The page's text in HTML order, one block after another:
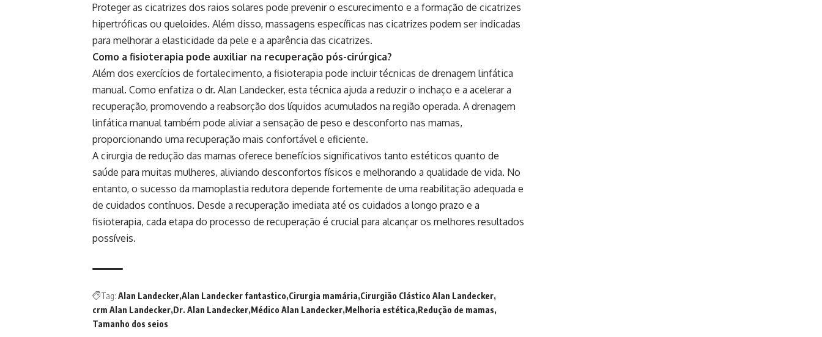
Proteger as cicatrizes dos raios solares pode prevenir o escurecimento e a formação de cicatrizes
hipertróficas ou queloides. Além disso, massagens específicas nas cicatrizes podem ser indicadas
para melhorar a elasticidade da pele e a aparência das cicatrizes.
Como a fisioterapia pode auxiliar na recuperação pós-cirúrgica?
Além dos exercícios de fortalecimento, a fisioterapia pode incluir técnicas de drenagem linfática
manual. Como enfatiza o dr. Alan Landecker, esta técnica ajuda a reduzir o inchaço e a acelerar a
recuperação, promovendo a reabsorção dos líquidos acumulados na região operada. A drenagem
linfática manual também pode aliviar a sensação de peso e desconforto nas mamas,
proporcionando uma recuperação mais confortável e eficiente.
A cirurgia de redução das mamas oferece benefícios significativos tanto estéticos quanto de
saúde para muitas mulheres, aliviando desconfortos físicos e melhorando a qualidade de vida. No
entanto, o sucesso da mamoplastia redutora depende fortemente de uma reabilitação adequada e
de cuidados contínuos. Desde a recuperação imediata até os cuidados a longo prazo e a
fisioterapia, cada etapa do processo de recuperação é crucial para alcançar os melhores resultados
possíveis.
Tag: Alan Landecker Alan Landecker fantastico Cirurgia mamária Cirurgião Clástico Alan Landecker
crm Alan Landecker Dr. Alan Landecker Médico Alan Landecker Melhoria estética Redução de mamas
Tamanho dos seios